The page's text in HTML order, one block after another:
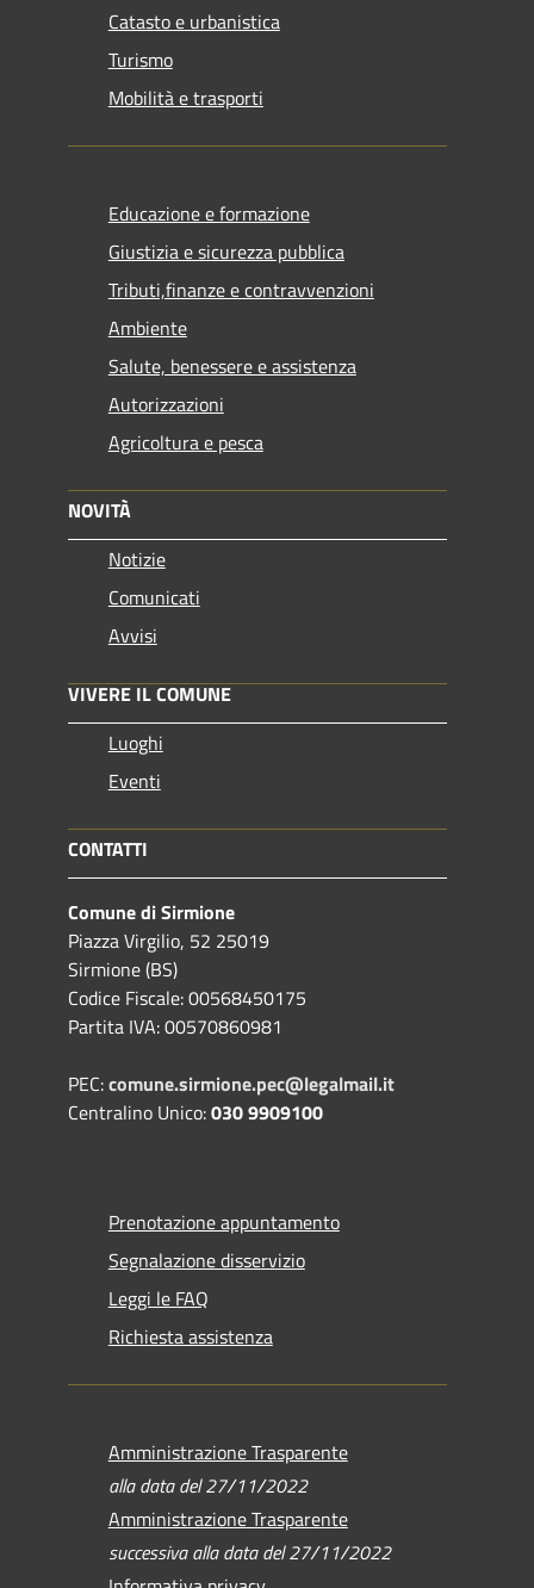
Catasto e urbanistica
Turismo
Mobilità e trasporti
Educazione e formazione
Giustizia e sicurezza pubblica
Tributi,finanze e contravvenzioni
Ambiente
Salute, benessere e assistenza
Autorizzazioni
Agricoltura e pesca
NOVITÀ
Notizie
Comunicati
Avvisi
VIVERE IL COMUNE
Luoghi
Eventi
CONTATTI
Comune di Sirmione
Piazza Virgilio, 52 25019
Sirmione (BS)
Codice Fiscale: 00568450175
Partita IVA: 00570860981
PEC:comune.sirmione.pec@legalmail.it
Centralino Unico:030 9909100
Prenotazione appuntamento
Segnalazione disservizio
Leggi le FAQ
Richiesta assistenza
Amministrazione Trasparente
alla data del 27/11/2022
Amministrazione Trasparente
successiva alla data del 27/11/2022